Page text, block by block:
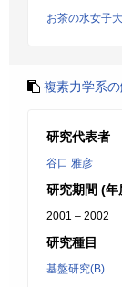
お茶の水女子
複素力学系
研究代表者
谷口 雅彦
研究期間 (年
2001 – 2002
研究種目
基盤研究(B)